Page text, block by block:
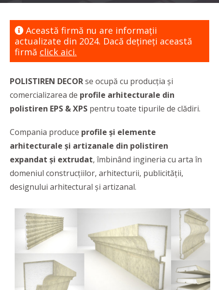
Această firmă nu are informaţii
actualizate din 2024. Dacă dețineți această
firmă click aici.
POLISTIREN DECORse ocupă cu producția și
comercializarea de profile arhitecturale din
polistiren EPS & XPS pentru toate tipurile de clădiri.
Compania produce profile și elemente
arhitecturale și artizanale din polistiren
expandat și extrudat, îmbinând ingineria cu arta în
domeniul construcțiilor, arhitecturii, publicității,
designului arhitectural și artizanal.